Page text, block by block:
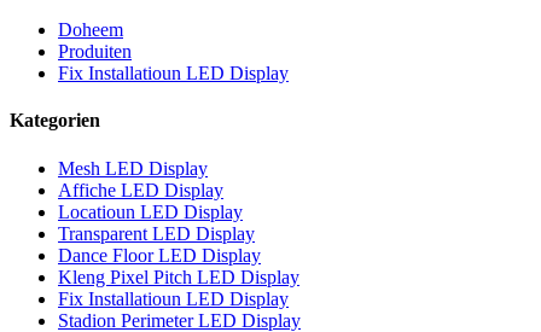
Doheem
Produiten
Fix Installatioun LED Display
Kategorien
Mesh LED Display
Affiche LED Display
Locatioun LED Display
Transparent LED Display
Dance Floor LED Display
Kleng Pixel Pitch LED Display
Fix Installatioun LED Display
Stadion Perimeter LED Display